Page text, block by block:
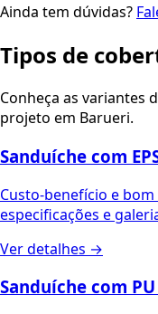
Ainda tem dúvidas?
Tipos de
Conheça as variantes
projeto em Barueri.
Sanduíche com
Custo-benefício e
especificações e
Ver detalhes →
Sanduíche com